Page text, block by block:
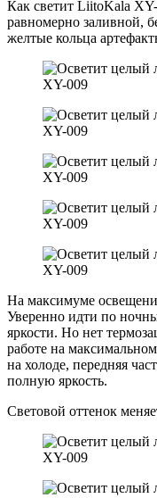
Как светит LiitoKala
равномерно заливной,
желтые кольца
На максимуме
Уверенно идти по
яркости. Но нет
работе на
на холоде, передняя
полную яркость.
Световой оттенок